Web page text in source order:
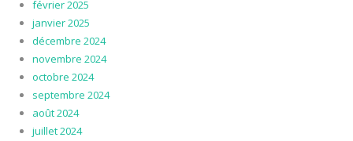
février 2025
janvier 2025
décembre 2024
novembre 2024
octobre 2024
septembre 2024
août 2024
juillet 2024